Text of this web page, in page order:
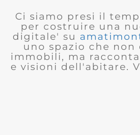
Ci siamo presi il
per costruire una
digitale' su
uno spazio che non
immobili, ma
e visioni dell'abitare.